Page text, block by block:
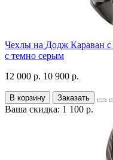
Чехлы на Додж Караван с
с темно серым
12 000 р. 10 900 р.
В корзину Заказать
Ваша скидка: 1 100 р.